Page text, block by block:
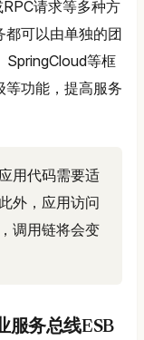
请求等多种方
都可以由单独的团
SpringCloud等框
等功能，提高服务
用代码需要适
外，应用访问
调用链将会变
服务总线ESB